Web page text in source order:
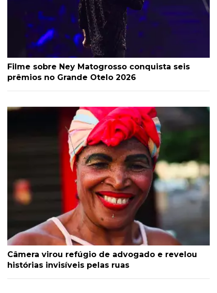
Filme sobre Ney Matogrosso conquista seis
prêmios no Grande Otelo 2026
Câmera virou refúgio de advogado e revelou
histórias invisíveis pelas ruas